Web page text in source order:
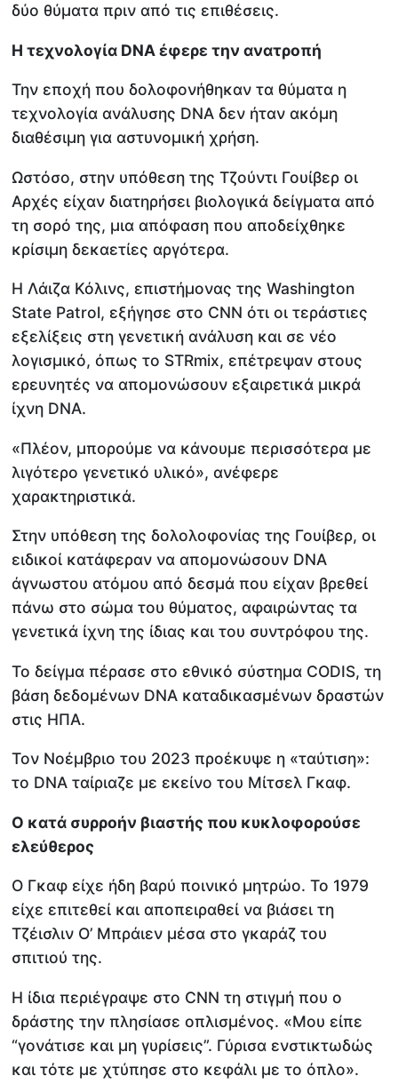
δύο θύματα πριν από τις επιθέσεις.
Η τεχνολογία DNA έφερε την ανατροπή
Την εποχή που δολοφονήθηκαν τα θύματα η
τεχνολογία ανάλυσης DNA δεν ήταν ακόμη
διαθέσιμη για αστυνομική χρήση.
Ωστόσο, στην υπόθεση της Τζούντι Γουίβερ οι
Αρχές είχαν διατηρήσει βιολογικά δείγματα από
τη σορό της, μια απόφαση που αποδείχθηκε
κρίσιμη δεκαετίες αργότερα.
Η Λάιζα Κόλινς, επιστήμονας της Washington
State Patrol, εξήγησε στο CNN ότι οι τεράστιες
εξελίξεις στη γενετική ανάλυση και σε νέο
λογισμικό, όπως το STRmix, επέτρεψαν στους
ερευνητές να απομονώσουν εξαιρετικά μικρά
ίχνη DNA.
«Πλέον, μπορούμε να κάνουμε περισσότερα με
λιγότερο γενετικό υλικό», ανέφερε
χαρακτηριστικά.
Στην υπόθεση της δολολοφονίας της Γουίβερ, οι
ειδικοί κατάφεραν να απομονώσουν DNA
άγνωστου ατόμου από δεσμά που είχαν βρεθεί
πάνω στο σώμα του θύματος, αφαιρώντας τα
γενετικά ίχνη της ίδιας και του συντρόφου της.
Το δείγμα πέρασε στο εθνικό σύστημα CODIS, τη
βάση δεδομένων DNA καταδικασμένων δραστών
στις ΗΠΑ.
Τον Νοέμβριο του 2023 προέκυψε η «ταύτιση»:
το DNA ταίριαζε με εκείνο του Μίτσελ Γκαφ.
Ο κατά συρροήν βιαστής που κυκλοφορούσε
ελεύθερος
Ο Γκαφ είχε ήδη βαρύ ποινικό μητρώο. Το 1979
είχε επιτεθεί και αποπειραθεί να βιάσει τη
Τζέισλιν Ο’ Μπράιεν μέσα στο γκαράζ του
σπιτιού της.
Η ίδια περιέγραψε στο CNN τη στιγμή που ο
δράστης την πλησίασε οπλισμένος. «Μου είπε
“γονάτισε και μη γυρίσεις”. Γύρισα ενστικτωδώς
και τότε με χτύπησε στο κεφάλι με το όπλο».